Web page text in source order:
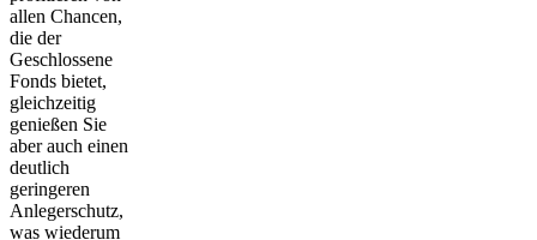
allen Chancen,
die der
Geschlossene
Fonds bietet,
gleichzeitig
genießen Sie
aber auch einen
deutlich
geringeren
Anlegerschutz,
was wiederum